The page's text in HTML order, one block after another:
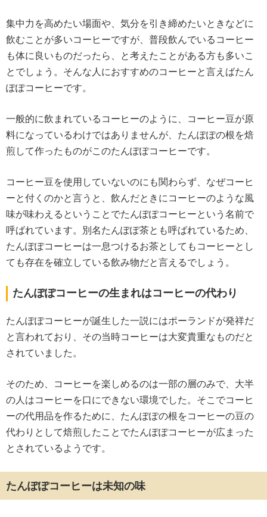
集中力を高めたい場面や、気分を引き締めたいときなどに
飲むことが多いコーヒーですが、普段飲んでいるコーヒー
も体に良いものだったら、と考えたことがある方も多いこ
とでしょう。そんな人におすすめのコーヒーと言えばたん
ぽぽコーヒーです。
一般的に飲まれているコーヒーのように、コーヒー豆が原
料になっているわけではありませんが、たんぽぽの根を焙
煎して作ったものがこのたんぽぽコーヒーです。
コーヒー豆を使用していないのにも関わらず、なぜコーヒ
ーと付くのかと言うと、飲んだときにコーヒーのような風
味が味わえるということでたんぽぽコーヒーという名前で
呼ばれています。別名たんぽぽ茶とも呼ばれているため、
たんぽぽコーヒーは一息つけるお茶としてもコーヒーとし
ても存在を確立している飲み物だと言えるでしょう。
たんぽぽコーヒーの生まれはコーヒーの代わり
たんぽぽコーヒーが誕生した一説にはポーランドが発祥だ
と言われており、その当時コーヒーは大変貴重なものだと
されていました。
そのため、コーヒーを楽しめるのは一部の層のみで、大半
の人はコーヒーを口にできない環境でした。そこでコーヒ
ーの代用品を作るために、たんぽぽの根をコーヒーの豆の
代わりとして焙煎したことでたんぽぽコーヒーが広まった
とされているようです。
たんぽぽコーヒーは未知の味